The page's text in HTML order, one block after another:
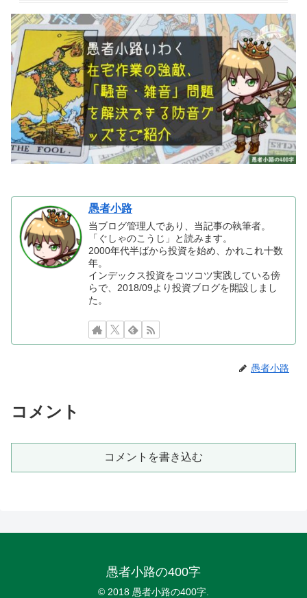
愚者小路
当ブログ管理人であり、当記事の執筆者。
「ぐしゃのこうじ」と読みます。
2000年代半ばから投資を始め、かれこれ十数
年。
インデックス投資をコツコツ実践している傍
らで、2018/09より投資ブログを開設しまし
た。
愚者小路
コメント
コメントを書き込む
愚者小路の400字
© 2018 愚者小路の400字.